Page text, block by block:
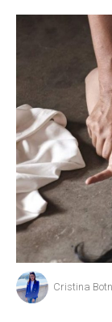
Cristina